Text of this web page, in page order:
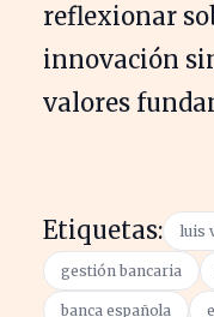
reflexionar
innovación
valores
Etiquetas: luis
gestión bancaria
banca española